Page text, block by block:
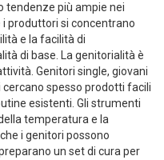
tendenze più ampie nei
produttori si concentrano
e la facilità di
di base. La genitorialità è
Genitori single, giovani
spesso prodotti facili
esistenti. Gli strumenti
temperatura e la
i genitori possono
un set di cura per